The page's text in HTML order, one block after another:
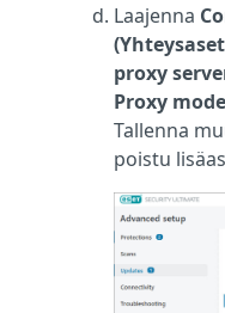
Laajenna
proxy
Proxy
Tallenna
poistu